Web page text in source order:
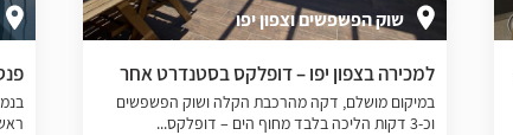
שוק הפשפשים וצפון יפו
למכירה בצפון יפו – דופלקס בסטנדרט אחר
במיקום מושלם, דקה מהרכבת הקלה ושוק הפשפשים
וכ-3 דקות הליכה בלבד מחוף הים – דופלקס...